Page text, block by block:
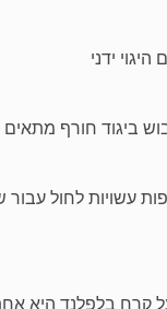
ידני
ביגוד חורף מתאים
עשויות לחול
קרח בלפלנד היא